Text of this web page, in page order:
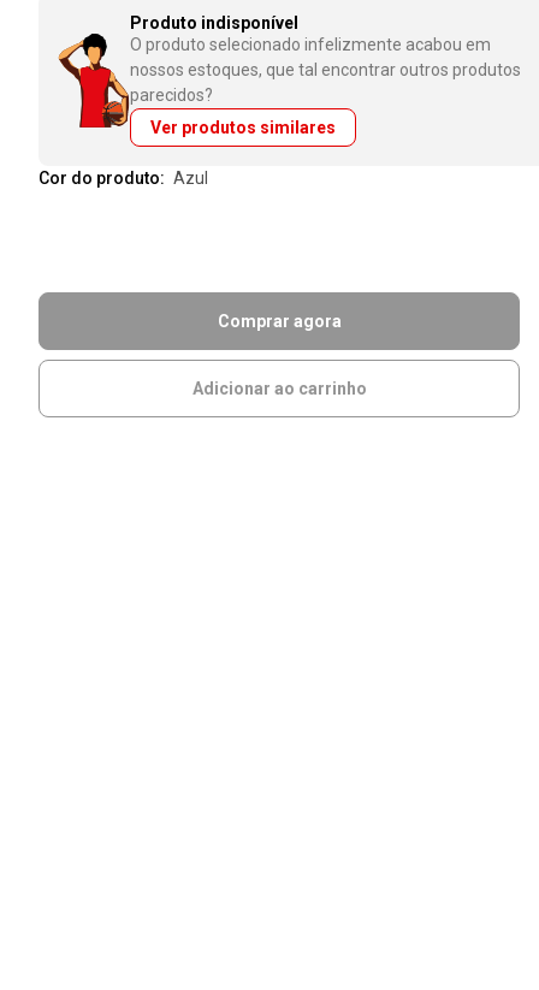
Produto indisponível
O produto selecionado infelizmente acabou em
nossos estoques, que tal encontrar outros produtos
parecidos?
Ver produtos similares
Cor do produto: azul
Comprar agora
Adicionar ao carrinho